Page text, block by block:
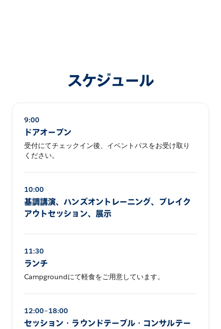
スケジュール
9:00
ドアオープン
受付にてチェックイン後、イベントパスをお受け取り
ください。
10:00
基調講演、ハンズオントレーニング、ブレイク
アウトセッション、展示
11:30
ランチ
Campgroundにて軽食をご用意しています。
12:00–18:00
セッション・ラウンドテーブル・コンサルテー